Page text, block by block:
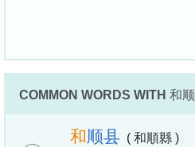
COMMON WORDS WITH 和顺
和顺县 ( 和順縣 )